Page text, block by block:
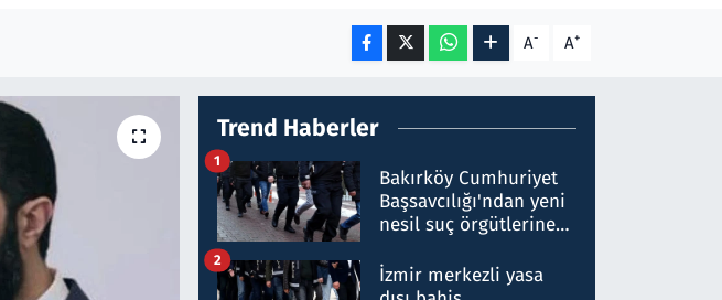
A- A+
Trend Haberler
Bakırköy Cumhuriyet
Başsavcılığı'ndan yeni
nesil suç örgütlerine
hakkında gözaltı kararı
1
İzmir merkezli yasa
2